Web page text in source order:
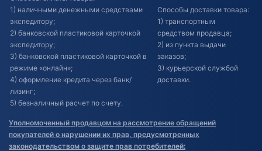
1) наличными денежными средствами
экспедитору;
2) банковской пластиковой карточкой
экспедитору;
3) банковской пластиковой карточкой в
режиме «онлайн»;
4) оформление кредита через банк/
лизинг;
5) безналичный расчет по счету.
Способы доставки товара:
1) транспортным
средством продавца;
2) из пункта выдачи
заказов;
3) курьерской службой
доставки.
Уполномоченный продавцом на рассмотрение обращений
покупателей о нарушении их прав, предусмотренных
законодательством о защите прав потребителей: